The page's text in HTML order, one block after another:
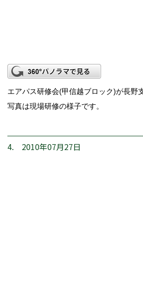
エアパス研修会(甲信越ブロック)が長野
写真は現場研修の様子です。
4. 2010年07月27日